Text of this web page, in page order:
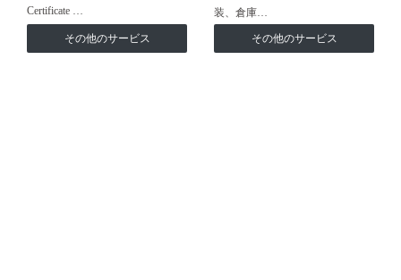
Certificate …
その他のサービス
装、倉庫…
その他のサービス